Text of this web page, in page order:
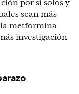
por sí solos y
sean más
la metformina
investigación